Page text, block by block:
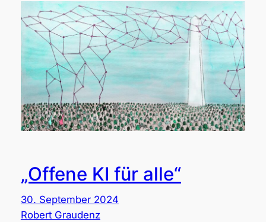
„Offene KI für alle“
30. September 2024
Robert Graudenz